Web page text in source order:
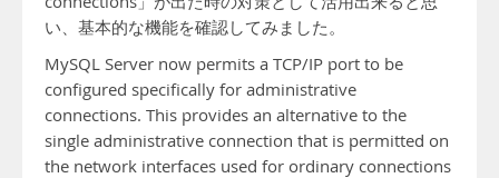
い、基本的な機能を確認してみました。
MySQL Server now permits a TCP/IP port to be
configured specifically for administrative
connections. This provides an alternative to the
single administrative connection that is permitted on
the network interfaces used for ordinary connections